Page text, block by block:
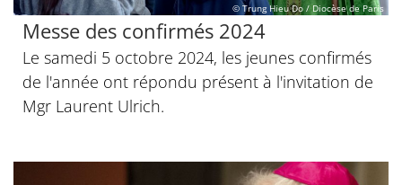
© Trung Hieu Do / Diocèse de Paris
Messe des confirmés 2024
Le samedi 5 octobre 2024, les jeunes confirmés
de l'année ont répondu présent à l'invitation de
Mgr Laurent Ulrich.